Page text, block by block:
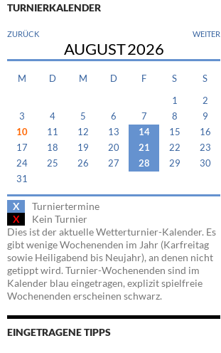
TURNIERKALENDER
ZURÜCK WEITER
AUGUST2026
M D M D F S S
1
2
3
4 5 6 7 8
9
10
11 12 13 14 15
16
17
18 19 20 21 22
23
24
25 26 27 28 29
30
31
X
Turniertermine
X
Kein Turnier
Dies ist der aktuelle Wetterturnier-Kalender. Es
gibt wenige Wochenenden im Jahr (Karfreitag
sowie Heiligabend bis Neujahr), an denen nicht
getippt wird. Turnier-Wochenenden sind im
Kalender blau eingetragen, explizit spielfreie
Wochenenden erscheinen schwarz.
EINGETRAGENE TIPPS